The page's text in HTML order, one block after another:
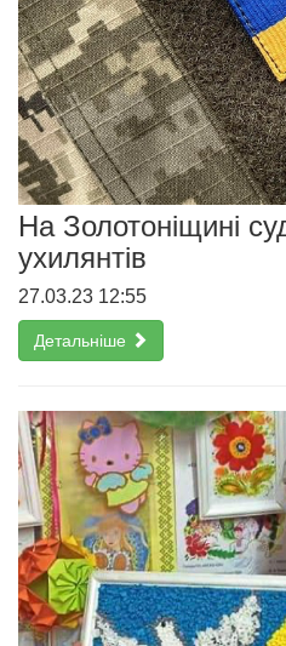
На Золотоніщині
ухилянтів
27.03.23 12:55
Детальніше